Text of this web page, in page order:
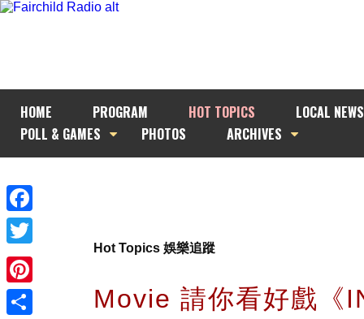
HOME PROGRAM HOT TOPICS
LOCAL NEWS
POLL & GAMES
PHOTOS ARCHIVES
Facebook
Twitter
Pinterest
Hot Topics 娛樂追蹤
Movie 請你看好戲《